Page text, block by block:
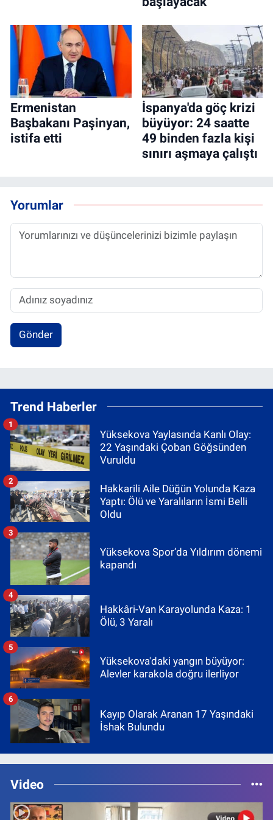
Ermenistan
Başbakanı Paşinyan,
istifa etti
İspanya'da göç krizi
büyüyor: 24 saatte
49 binden fazla kişi
sınırı aşmaya çalıştı
Yorumlar
Gönder
Trend Haberler
Yüksekova Yaylasında Kanlı Olay:
22 Yaşındaki Çoban Göğsünden
Vuruldu
1
Hakkarili Aile Düğün Yolunda Kaza
Yaptı: Ölü ve Yaralıların İsmi Belli
Oldu
2
Yüksekova Spor’da Yıldırım dönemi
kapandı
3
Hakkâri-Van Karayolunda Kaza: 1
Ölü, 3 Yaralı
4
Yüksekova'daki yangın büyüyor:
Alevler karakola doğru ilerliyor
5
Kayıp Olarak Aranan 17 Yaşındaki
İshak Bulundu
6
Video